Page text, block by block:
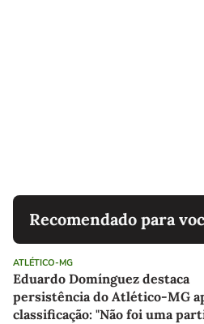
Recomendado para
ATLÉTICO-MG
Eduardo Domínguez destaca
persistência do Atlético-MG
classificação: "Não foi uma